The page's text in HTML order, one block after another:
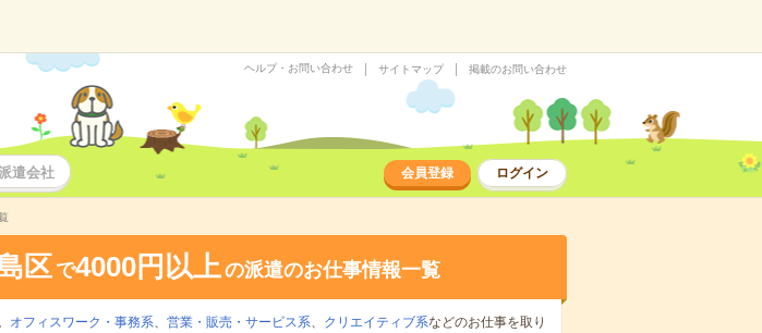
ヘルプ・お問い合わせ サイトマップ 掲載のお問い合わせ
遣会社 会員登録 ログイン
区 で4000円以上の派遣のお仕事情報一覧
オフィスワーク・事務系、 営業・販売・サービス系、 クリエイティブ系などのお仕事を取り